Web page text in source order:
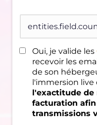
Oui, je valide les
recevoir les
de son
l'immersion live
l'exactitude de
facturation
transmissions